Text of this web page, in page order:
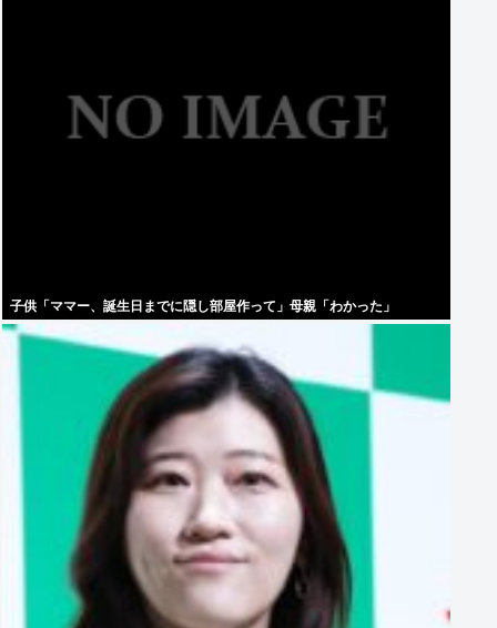
子供「ママー、誕生日までに隠し部屋作って」母親「わかった」